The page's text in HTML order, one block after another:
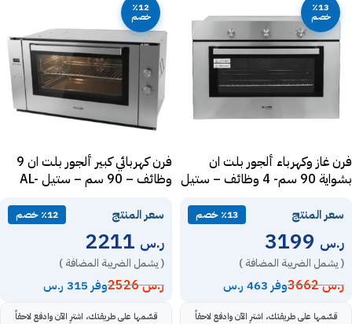
٪13
خصم
فرن غاز وكهرباء ألجور بلت ان
بشواية 90 سم- 4 وظائف – ستيل
سعر المنتج ٪13 خصم
ر.س
( يشمل الضريبة المضافة )
ر.س3662 وفر 463 ر.س
قسّمها على طريقتك، اشترِ الآن وادفع لاحقاً
٪12
خصم
فرن كهربائي كبير ألجور بلت ان 9
وظائف – 90 سم – ستيل AL-
سعر المنتج ٪12 خصم
ر.س
( يشمل الضريبة المضافة )
ر.س2526 وفر 315 ر.س
قسّمها على طريقتك، اشترِ الآن وادفع لاحقاً